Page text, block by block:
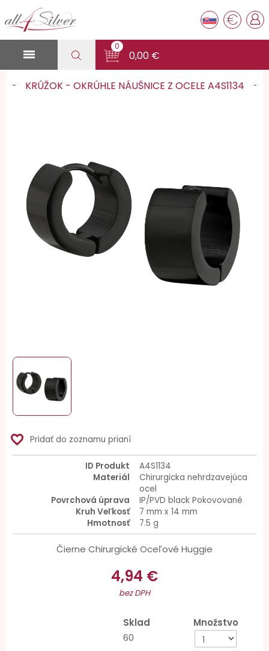
€

0
0,00 €
KRÚŽOK - OKRÚHLE NÁUŠNICE Z OCELE A4S1134
favorite_border Pridať do zoznamu prianí
ID Produkt
A4S1134
Materiál
Chirurgicka nehrdzavejúca
ocel
Povrchová úprava
IP/PVD black Pokovované
Kruh Veľkosť
7 mm x 14 mm
Hmotnosť
7.5 g
Čierne Chirurgické Oceľové Huggie
4,94 €
bez DPH
Sklad
60
Množstvo